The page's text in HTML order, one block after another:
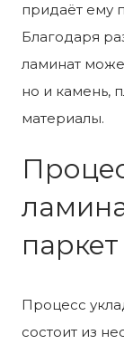
придаёт ему
Благодаря
ламинат
но и камень,
материалы.
паркет
Процесс
состоит из